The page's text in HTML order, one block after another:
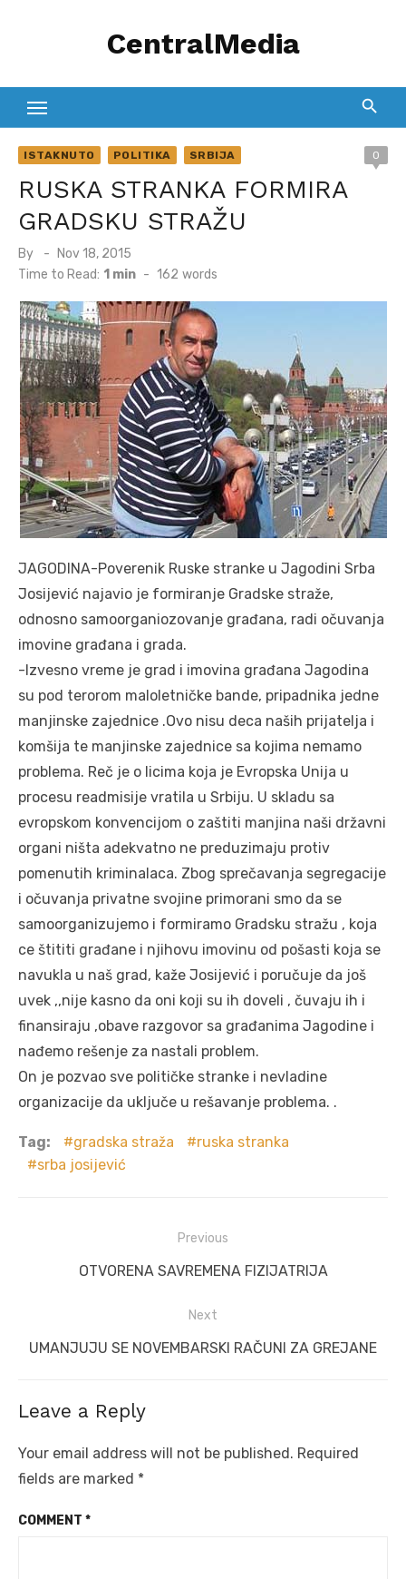
CentralMedia
ISTAKNUTO POLITIKA SRBIJA 0
RUSKA STRANKA FORMIRA
GRADSKU STRAŽU
By
Posted
on
Nov 18, 2015
Time to Read: 1 min - 162 words
JAGODINA-Poverenik Ruske stranke u Jagodini Srba
Josijević najavio je formiranje Gradske straže,
odnosno samoorganiozovanje građana, radi očuvanja
imovine građana i grada.
-Izvesno vreme je grad i imovina građana Jagodina
su pod terorom maloletničke bande, pripadnika jedne
manjinske zajednice .Ovo nisu deca naših prijatelja i
komšija te manjinske zajednice sa kojima nemamo
problema. Reč je o licima koja je Evropska Unija u
procesu readmisije vratila u Srbiju. U skladu sa
evropskom konvencijom o zaštiti manjina naši državni
organi ništa adekvatno ne preduzimaju protiv
pomenutih kriminalaca. Zbog sprečavanja segregacije
i očuvanja privatne svojine primorani smo da se
samoorganizujemo i formiramo Gradsku stražu , koja
ce štititi građane i njihovu imovinu od pošasti koja se
navukla u naš grad, kaže Josijević i poručuje da još
uvek ,,nije kasno da oni koji su ih doveli , čuvaju ih i
finansiraju ,obave razgovor sa građanima Jagodine i
nađemo rešenje za nastali problem.
On je pozvao sve političke stranke i nevladine
organizacije da uključe u rešavanje problema. .
Tag: gradska straža
ruska stranka
srba josijević
navigation
Previous
Previous
OTVORENA SAVREMENA FIZIJATRIJA
Next
Next
UMANJUJU SE NOVEMBARSKI RAČUNI ZA GREJANE
Leave a Reply
Your email address will not be published. Required
fields are marked *
COMMENT *